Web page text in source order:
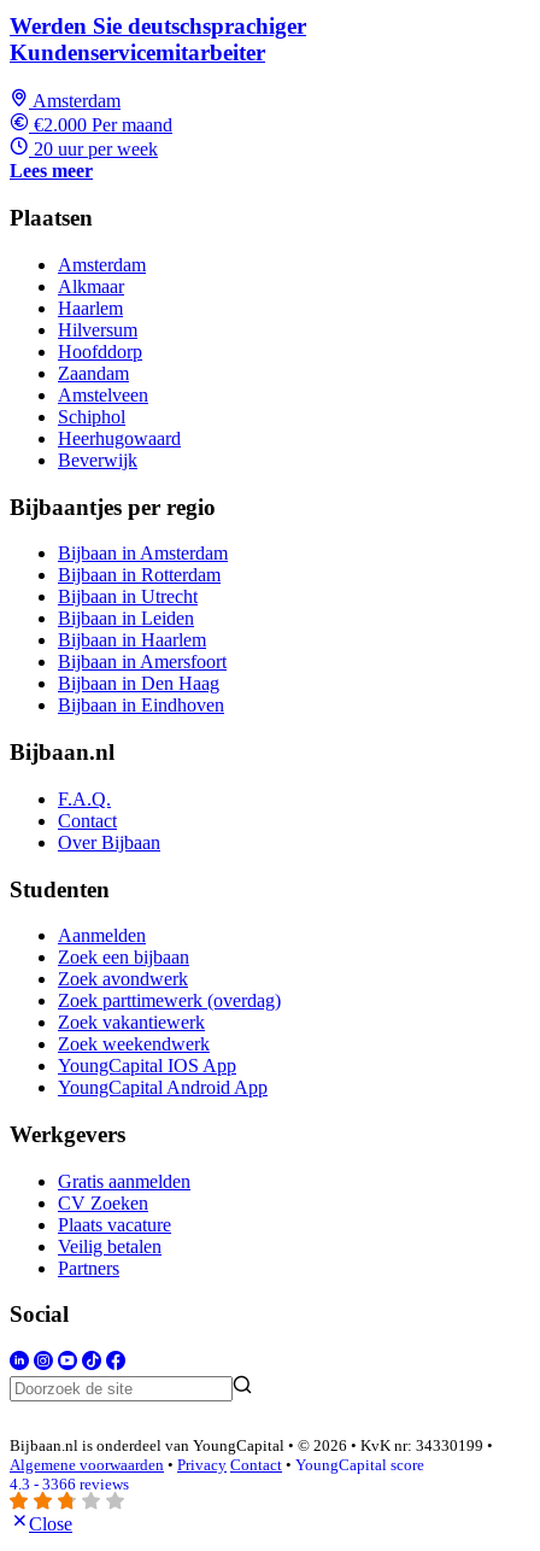
Werden Sie deutschsprachiger
Kundenservicemitarbeiter
Amsterdam
€2.000 Per maand
20 uur per week
Lees meer
Plaatsen
Amsterdam
Alkmaar
Haarlem
Hilversum
Hoofddorp
Zaandam
Amstelveen
Schiphol
Heerhugowaard
Beverwijk
Bijbaantjes per regio
Bijbaan in Amsterdam
Bijbaan in Rotterdam
Bijbaan in Utrecht
Bijbaan in Leiden
Bijbaan in Haarlem
Bijbaan in Amersfoort
Bijbaan in Den Haag
Bijbaan in Eindhoven
Bijbaan.nl
F.A.Q.
Contact
Over Bijbaan
Studenten
Aanmelden
Zoek een bijbaan
Zoek avondwerk
Zoek parttimewerk (overdag)
Zoek vakantiewerk
Zoek weekendwerk
YoungCapital IOS App
YoungCapital Android App
Werkgevers
Gratis aanmelden
CV Zoeken
Plaats vacature
Veilig betalen
Partners
Social
Bijbaan.nl is onderdeel van YoungCapital • © 2026 • KvK nr: 34330199 •
Algemene voorwaarden • Privacy Contact • YoungCapital score
4.3 - 3366 reviews
Close